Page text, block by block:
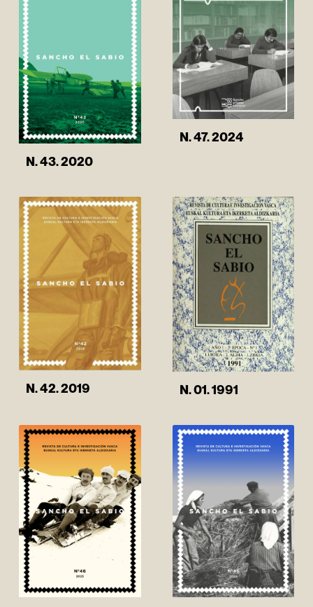
N. 43. 2020
N. 47. 2024
N. 42. 2019 N. 01. 1991